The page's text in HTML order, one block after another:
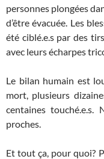
personnes plongées
d’être évacuée. Les
été ciblé.e.s par des
avec leurs écharpes
Le bilan humain est
mort, plusieurs
centaines
proches.
Et tout ça, pour quoi?